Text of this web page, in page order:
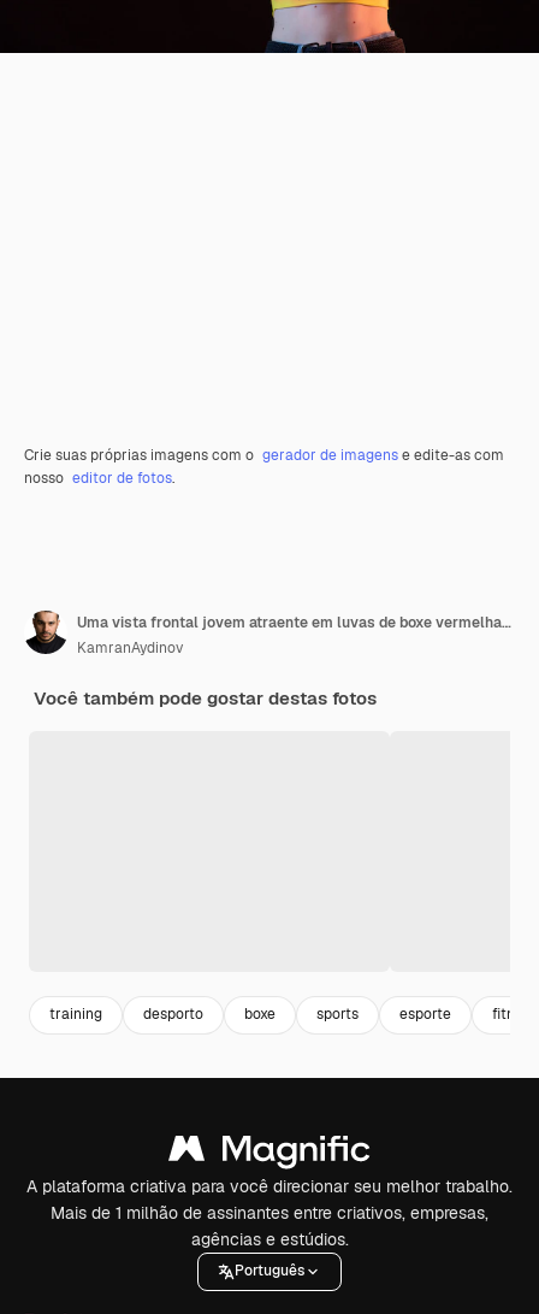
Crie suas próprias imagens com o gerador de imagense edite-as com
nosso editor de fotos.
Uma vista frontal jovem atraente em luvas de boxe vermelhas fogo camisa sobre o treinamento de boxe de esporte de fundo preto
KamranAydinov
Você também pode gostar destas fotos
training desporto boxe sports esporte fitness
A plataforma criativa para você direcionar seu melhor trabalho.
Mais de 1 milhão de assinantes entre criativos, empresas,
agências e estúdios.
Português